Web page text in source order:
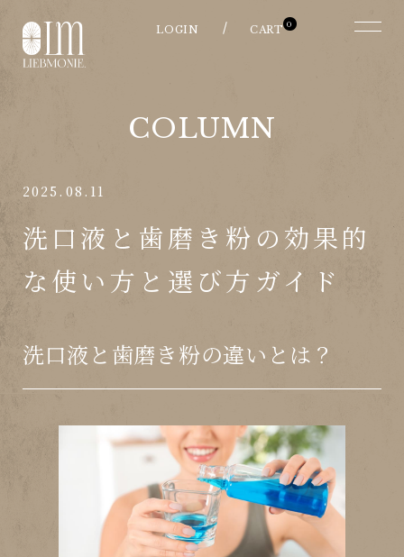
0
COLUMN
2025.08.11
洗口液と歯磨き粉の効果的
な使い方と選び方ガイド
洗口液と歯磨き粉の違いとは？